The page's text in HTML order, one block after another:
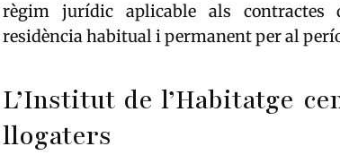
règim jurídic aplicable als contractes
residència habitual i permanent per al
L’Institut de l’Habitatge
llogaters